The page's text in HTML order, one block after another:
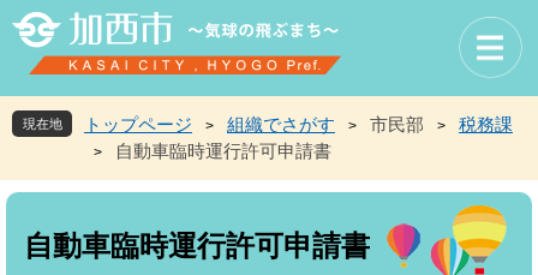
先
頭
す
を
飛
し
現在地 トップページ > 組織でさがす > 市民部 > 税務課
> 自動車臨時運行許可申請書
本
自動車臨時運行許可申請書